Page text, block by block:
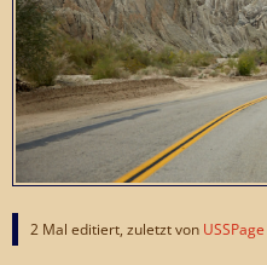
2 Mal editiert, zuletzt von USSPage